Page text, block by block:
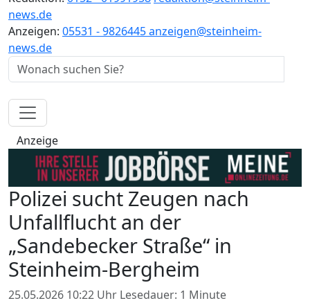
news.de
Anzeigen: 05531 - 9826445anzeigen@steinheim-
news.de
Anzeige
Polizei sucht Zeugen nach
Unfallflucht an der
„Sandebecker Straße“ in
Steinheim-Bergheim
25.05.2026 10:22 Uhr Lesedauer: 1 Minute